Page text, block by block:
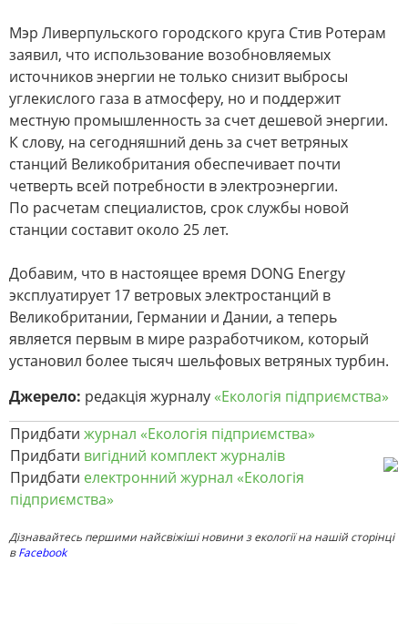
Мэр Ливерпульского городского круга Стив Ротерам
заявил, что использование возобновляемых
источников энергии не только снизит выбросы
углекислого газа в атмосферу, но и поддержит
местную промышленность за счет дешевой энергии.
К слову, на сегодняшний день за счет ветряных
станций Великобритания обеспечивает почти
четверть всей потребности в электроэнергии.
По расчетам специалистов, срок службы новой
станции составит около 25 лет.
Добавим, что в настоящее время DONG Energy
эксплуатирует 17 ветровых электростанций в
Великобритании, Германии и Дании, а теперь
является первым в мире разработчиком, который
установил более тысяч шельфовых ветряных турбин.
Джерело: редакцiя журналу «Екологія підприємства»
Придбати журнал «Екологія підприємства»
Придбати вигідний комплект журналів
Придбати електронний журнал «Екологія
підприємства»
Дізнавайтесь першими найсвіжіші новини з екології на нашій сторінці
вFacebook